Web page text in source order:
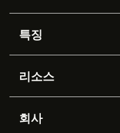
특징
Zendesk AI
Advanced Data Privacy &
Protection
리소스
API & 개발자
회사